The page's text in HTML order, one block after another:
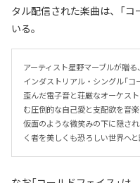
タル配信された楽曲は、「コ
いる。
アーティスト星野マーブルが贈
インダストリアル・シングル「コ
歪んだ電子音と荘厳なオーケス
む圧倒的な自己愛と支配欲を音楽
仮面のような微笑みの下に隠され
く者を美しくも恐ろしい世界へと